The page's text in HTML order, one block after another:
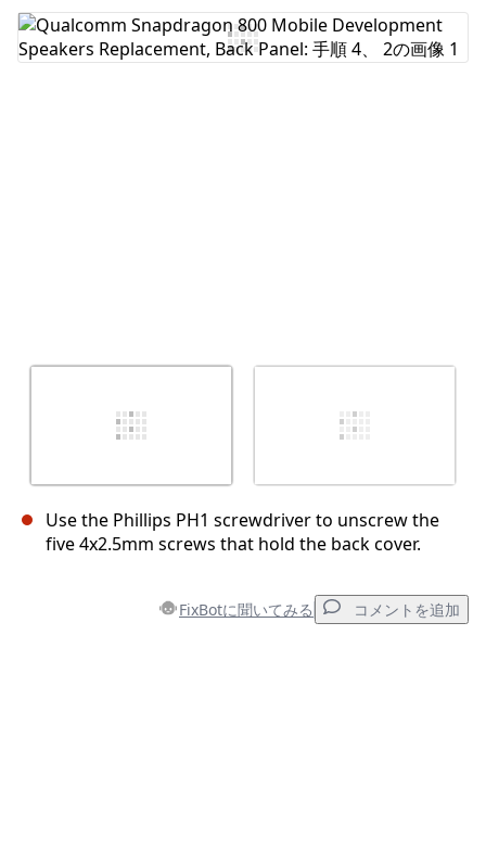
コメントを追加
Use the Phillips PH1 screwdriver to unscrew the
five 4x2.5mm screws that hold the back cover.
FixBotに聞いてみる コメントを追加